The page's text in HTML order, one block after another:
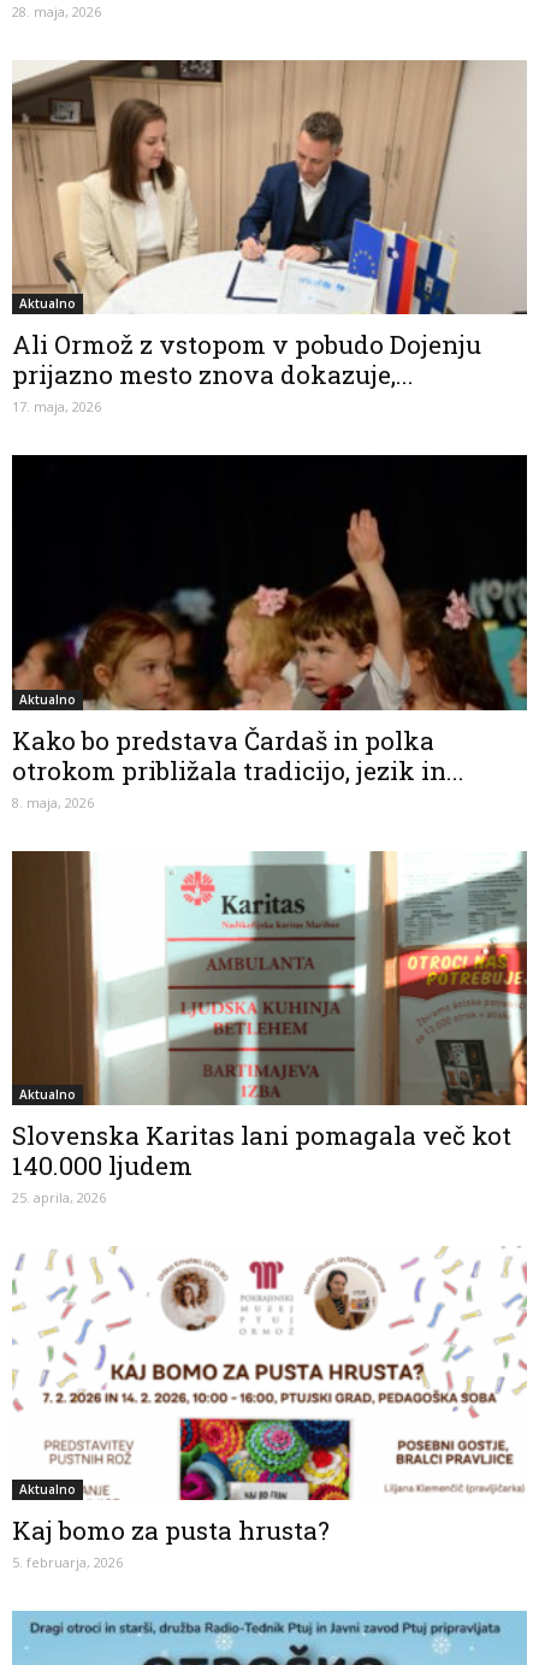
28. maja, 2026
Aktualno
Ali Ormož z vstopom v pobudo Dojenju
prijazno mesto znova dokazuje,...
17. maja, 2026
Aktualno
Kako bo predstava Čardaš in polka
otrokom približala tradicijo, jezik in...
8. maja, 2026
Aktualno
Slovenska Karitas lani pomagala več kot
140.000 ljudem
25. aprila, 2026
Aktualno
Kaj bomo za pusta hrusta?
5. februarja, 2026